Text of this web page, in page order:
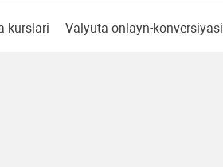
kurslari Valyuta onlayn-konversiyasi